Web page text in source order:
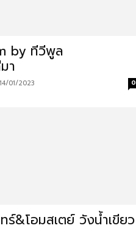
by ทีวีพูล
า
14/01/2023 0
ร์&โอมสเตย์ วังน้ำเขียว